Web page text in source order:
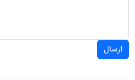
ارسال